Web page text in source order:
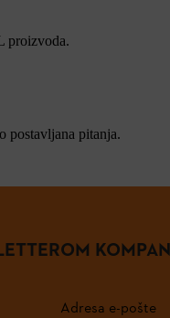
proizvoda.
postavljana pitanja.
Adresa e-pošte